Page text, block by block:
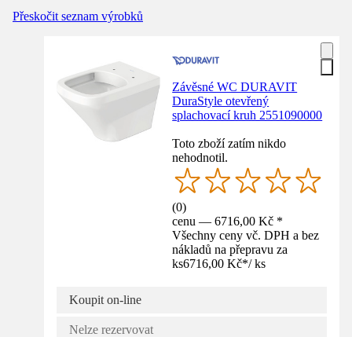
Přeskočit seznam výrobků
Závěsné WC DURAVIT
DuraStyle otevřený
splachovací kruh 2551090000
Toto zboží zatím nikdo
nehodnotil.
(0)
cenu — 6716,00 Kč *
Všechny ceny vč. DPH a bez
nákladů na přepravu za
ks6716,00 Kč*/ ks
Koupit on-line
Nelze rezervovat